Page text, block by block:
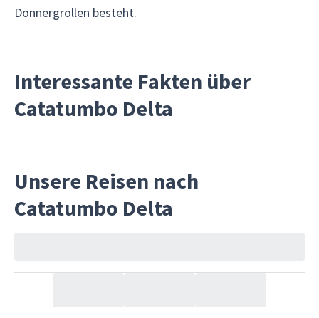
Donnergrollen besteht.
Interessante Fakten über
Catatumbo Delta
Unsere Reisen nach
Catatumbo Delta